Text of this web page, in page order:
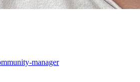
manager